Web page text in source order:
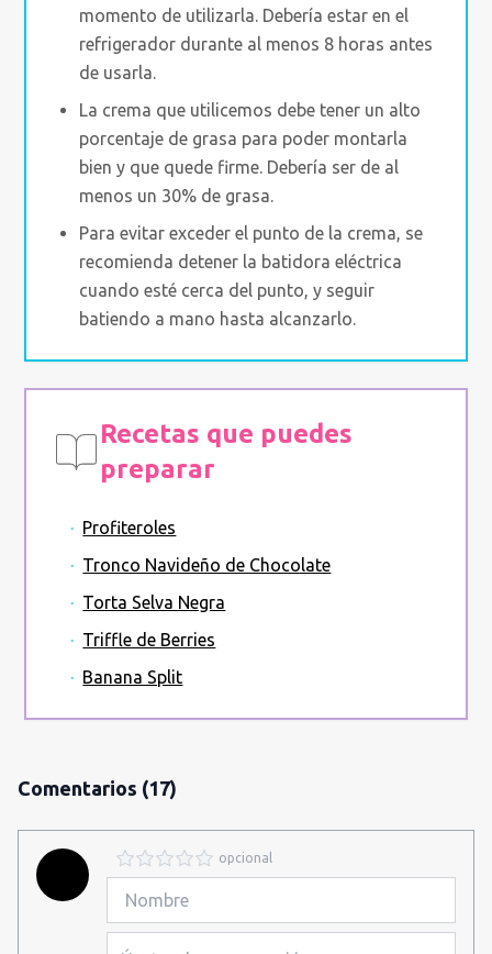
momento de utilizarla. Debería estar en el
refrigerador durante al menos 8 horas antes
de usarla.
La crema que utilicemos debe tener un alto
porcentaje de grasa para poder montarla
bien y que quede firme. Debería ser de al
menos un 30% de grasa.
Para evitar exceder el punto de la crema, se
recomienda detener la batidora eléctrica
cuando esté cerca del punto, y seguir
batiendo a mano hasta alcanzarlo.
Recetas que puedes
preparar
· Profiteroles
· Tronco Navideño de Chocolate
· Torta Selva Negra
· Triffle de Berries
· Banana Split
Comentarios (17)
opcional